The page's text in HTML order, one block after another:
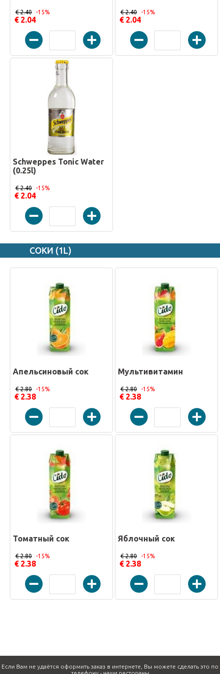
€ 2.04
€ 2.40 -15%
€ 2.04
€ 2.40 -15%
Schweppes Tonic Water
(0.25l)
€ 2.04
€ 2.40 -15%
СОКИ (1L)
Апельсиновый сок
€ 2.38
€ 2.80 -15%
Мультивитамин
€ 2.38
€ 2.80 -15%
Томатный сок
€ 2.38
€ 2.80 -15%
Яблочный сок
€ 2.38
€ 2.80 -15%
Если Вам не удаётся оформить заказ в интернете, Вы можете сделать это по